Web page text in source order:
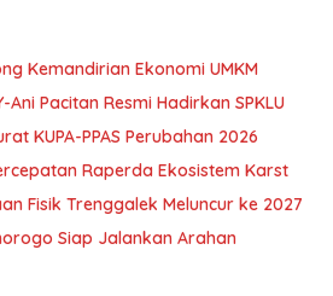
Kemandirian Ekonomi UMKM
Pacitan Resmi Hadirkan SPKLU
KUPA-PPAS Perubahan 2026
Raperda Ekosistem Karst
Fisik Trenggalek Meluncur ke 2027
Siap Jalankan Arahan